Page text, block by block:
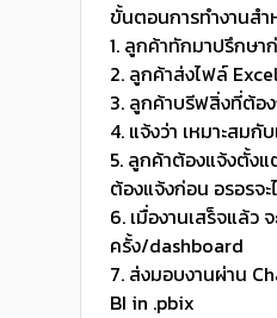
ขั้นตอนการทำงานส
1. ลูกค้าทักมาปรึกษา
2. ลูกค้าส่งไฟล์
3. ลูกค้าบรีฟสิ่งที่ต้อง
4. แจ้งว่า เหมาะสม
5. ลูกค้าต้องแจ้งตั้ง
ต้องแจ้งก่อน อรอรจะ
6. เมื่องานเสร็จแล้ว
ครั้ง/dashboard
7. ส่งมอบงานผ่าน
BI in .pbix